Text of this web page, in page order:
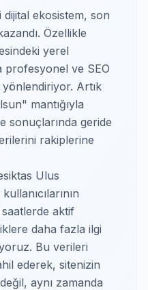
ekosistem, son
Özellikle
yerel
profesyonel ve SEO
Artık
mantığıyla
sonuçlarında geride
rakiplerine
Ulus
aktif
daha fazla ilgi
Bu verileri
ederek, sitenizin
aynı zamanda